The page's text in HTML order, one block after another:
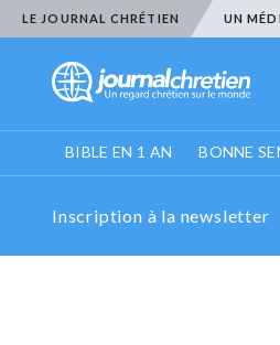
LE JOURNAL CHRÉTIEN UN
BIBLE EN 1 AN BONNE
Inscription à la newsletter